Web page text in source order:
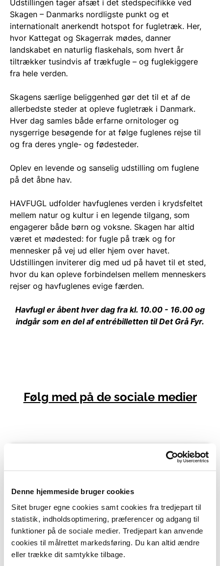
Denne hjemmeside bruger cookies
Sitet bruger egne cookies samt cookies fra tredjepart til
statistik, indholdsoptimering, præferencer og adgang til
funktioner på de sociale medier. Tredjepart kan anvende
cookies til målrettet markedsføring. Du kan altid ændre
eller trække dit samtykke tilbage.
Udstillingen tager afsæt i det stedspecifikke ved
Skagen – Danmarks nordligste punkt og et
internationalt anerkendt hotspot for fugletræk. Her,
hvor Kattegat og Skagerrak mødes, danner
landskabet en naturlig flaskehals, som hvert år
tiltrækker tusindvis af trækfugle – og fuglekiggere
fra hele verden.
Skagens særlige beliggenhed gør det til et af de
allerbedste steder at opleve fugletræk i Danmark.
Hver dag samles både erfarne ornitologer og
nysgerrige besøgende for at følge fuglenes rejse til
og fra deres yngle- og fødesteder.
Oplev en levende og sanselig udstilling om fuglene
på det åbne hav.
HAVFUGL udfolder havfuglenes verden i krydsfeltet
mellem natur og kultur i en legende tilgang, som
engagerer både børn og voksne. Skagen har altid
været et mødested: for fugle på træk og for
mennesker på vej ud eller hjem over havet.
Udstillingen inviterer dig med ud på havet til et sted,
hvor du kan opleve forbindelsen mellem menneskers
rejser og havfuglenes evige færden.
Havfugl er åbent hver dag fra kl. 10.00 - 16.00 og
indgår som en del af entrébilletten til Det Grå Fyr.
Følg med på de sociale medier